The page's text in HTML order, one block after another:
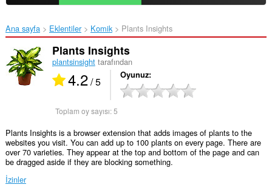
Ana sayfa Eklentiler Komik Plants Insights‎
Plants Insights
plantsinsighttarafından
4.2/ 5 Oyunuz
Toplam oy sayısı:5
Plants Insights is a browser extension that adds images of plants to the
websites you visit. You can add up to 100 plants on every page. There are
over 70 varieties. They appear at the top and bottom of the page and can
be dragged aside if they are blocking something.
İzinler